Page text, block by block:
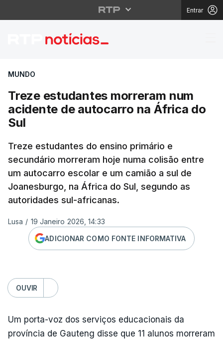
Entrar
Treze estudantes
MUNDO
Treze estudantes morreram num
acidente de autocarro na África do
Sul
Treze estudantes do ensino primário e
secundário morreram hoje numa colisão entre
um autocarro escolar e um camião a sul de
Joanesburgo, na África do Sul, segundo as
autoridades sul-africanas.
Lusa / 19 Janeiro 2026, 14:33
ADICIONAR COMO FONTE INFORMATIVA
OUVIR
Um porta-voz dos serviços educacionais da
província de Gauteng disse que 11 alunos morreram